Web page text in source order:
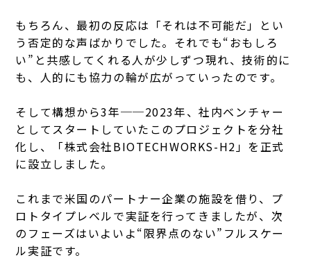
もちろん、最初の反応は「それは不可能だ」とい
う否定的な声ばかりでした。それでも“おもしろ
い”と共感してくれる人が少しずつ現れ、技術的に
も、人的にも協力の輪が広がっていったのです。
そして構想から3年──2023年、社内ベンチャー
としてスタートしていたこのプロジェクトを分社
化し、「株式会社BIOTECHWORKS-H2」を正式
に設立しました。
これまで米国のパートナー企業の施設を借り、プ
ロトタイプレベルで実証を行ってきましたが、次
のフェーズはいよいよ“限界点のない”フルスケー
ル実証です。